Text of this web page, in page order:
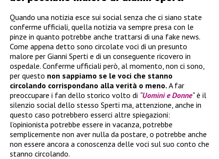
Quando una notizia esce sui social senza che ci siano state
conferme ufficiali, quella notizia va sempre presa con le
pinze in quanto potrebbe anche trattarsi di una fake news.
Come appena detto sono circolate voci di un presunto
malore per Gianni Sperti e di un conseguente ricovero in
ospedale. Conferme ufficiali però, al momento, non ci sono,
per questo non sappiamo se le voci che stanno
circolando corrispondano alla verità o meno. A far
preoccupare i fan dello storico volto di “Uomini e Donne“è il
silenzio social dello stesso Sperti ma, attenzione, anche in
questo caso potrebbero esserci altre spiegazioni:
l’opinionista potrebbe essere in vacanza, potrebbe
semplicemente non aver nulla da postare, o potrebbe anche
non essere ancora a conoscenza delle voci sul suo conto che
stanno circolando.